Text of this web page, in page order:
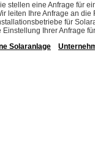
stellen eine Anfrage für
leiten Ihre Anfrage an
für
Einstellung Ihrer Anfrage
Solaranlage